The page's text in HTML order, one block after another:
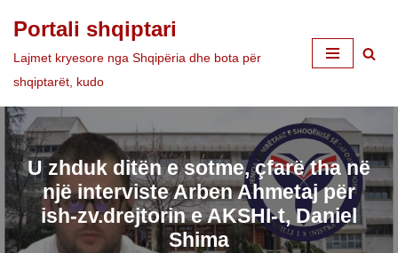
Skip
to
Portali shqiptari
Lajmet kryesore nga Shqipëria dhe bota për
shqiptarët, kudo
U zhduk ditën e sotme, çfarë tha në
një interviste Arben Ahmetaj për
ish-zv.drejtorin e AKSHI-t, Daniel
Shima